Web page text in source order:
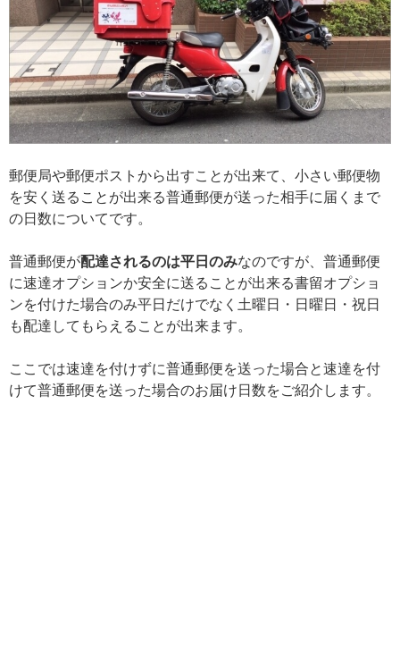
郵便局や郵便ポストから出すことが出来て、小さい郵便物
を安く送ることが出来る普通郵便が送った相手に届くまで
の日数についてです。
普通郵便が配達されるのは平日のみなのですが、普通郵便
に速達オプションか安全に送ることが出来る書留オプショ
ンを付けた場合のみ平日だけでなく土曜日・日曜日・祝日
も配達してもらえることが出来ます。
ここでは速達を付けずに普通郵便を送った場合と速達を付
けて普通郵便を送った場合のお届け日数をご紹介します。